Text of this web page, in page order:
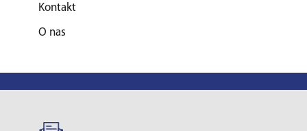
Kontakt
O nas